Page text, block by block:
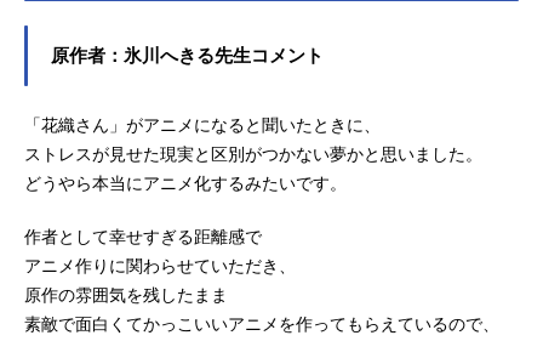
原作者：氷川へきる先生コメント
「花織さん」がアニメになると聞いたときに、
ストレスが見せた現実と区別がつかない夢かと思いました。
どうやら本当にアニメ化するみたいです。
作者として幸せすぎる距離感で
アニメ作りに関わらせていただき、
原作の雰囲気を残したまま
素敵で面白くてかっこいいアニメを作ってもらえているので、